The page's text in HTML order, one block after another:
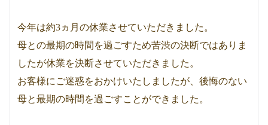
今年は約3ヵ月の休業させていただきました。
母との最期の時間を過ごすため苦渋の決断ではありま
したが休業を決断させていただきました。
お客様にご迷惑をおかけいたしましたが、後悔のない
母と最期の時間を過ごすことができました。